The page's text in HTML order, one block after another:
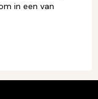
in een van